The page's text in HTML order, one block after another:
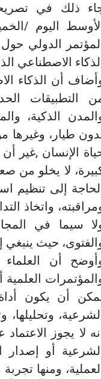
ذلك في
اليوم /
الدولي
الاصطناعي
أن الذكاء
التطبيقات
الذكية،
طيار، وغيرها
الإنسان ,غير
لا يخلو من
إلى تنظيم
واتخاذ
سيما في
حيث ينبغي
أن العلماء
أن يكون
وتحليلها،
لا يجوز
أو إصدار
ومنها